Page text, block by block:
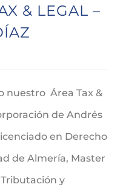
& LEGAL –
nuestro Área Tax &
de Andrés
en Derecho
de Almería, Master
y